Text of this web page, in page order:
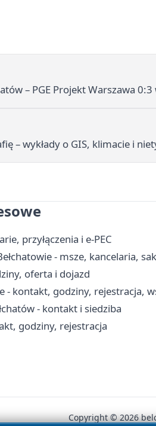
– PGE Projekt Warszawa
– wykłady o GIS, klimacie i
przyłączenia i e-PEC
- msze, kancelaria,
oferta i dojazd
- kontakt, godziny, rejestracja,
- kontakt i siedziba
godziny, rejestracja
Copyright © 2026